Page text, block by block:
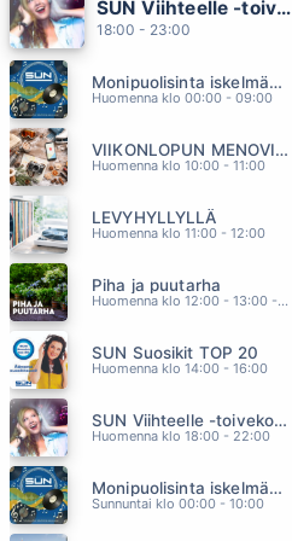
PIENEN HETKEN
PERHOSKESA
IHMISELTÄ IHMISELLE
KULTAISTA HIEKKAA
KAUNIS TYTTO
SUN Viihteelle -toivekonsertti
18:00 - 23:00
Monipuolisinta iskelmää ja parasta poppia
Huomenna klo 00:00 - 09:00
VIIKONLOPUN MENOVINKIT
Huomenna klo 10:00 - 11:00
LEVYHYLLYLLÄ
Huomenna klo 11:00 - 12:00
Piha ja puutarha
Huomenna klo 12:00 - 13:00 - Studiossa: Pinsiön Taimisto
SUN Suosikit TOP 20
Huomenna klo 14:00 - 16:00
SUN Viihteelle -toivekonsertti
Huomenna klo 18:00 - 22:00
Monipuolisinta iskelmää ja parasta poppia
Sunnuntai klo 00:00 - 10:00